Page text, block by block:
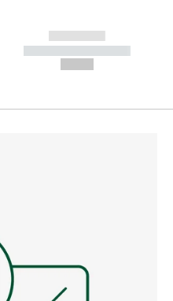
------------
----------- -----------